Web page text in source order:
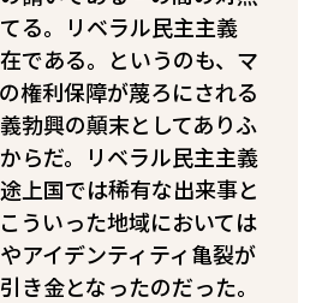
る。リベラル民主主義
である。というのも、マ
権利保障が蔑ろにされる
勃興の顛末としてありふ
らだ。リベラル民主主義
上国では稀有な出来事と
ういった地域においては
アイデンティティ亀裂が
き金となったのだった。